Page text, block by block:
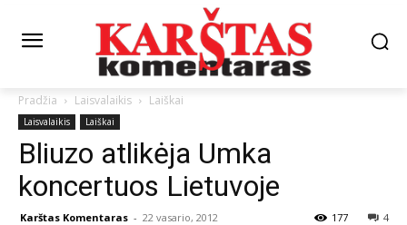
Pradžia Laisvalaikis Laiškai
Laisvalaikis Laiškai
Bliuzo atlikėja Umka
koncertuos Lietuvoje
Karštas Komentaras - 22 vasario, 2012 4
177